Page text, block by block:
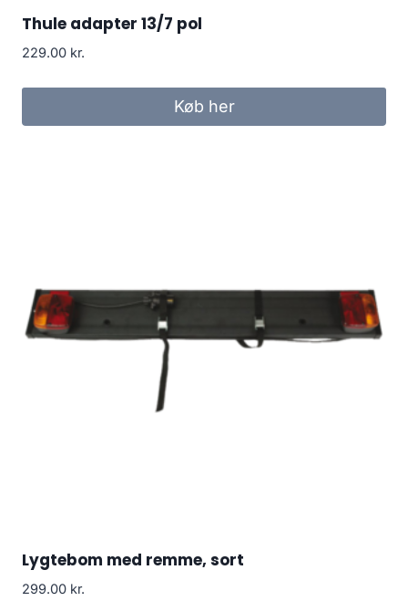
Thule adapter 13/7 pol
229.00 kr.
Køb her
Lygtebom med remme, sort
299.00 kr.